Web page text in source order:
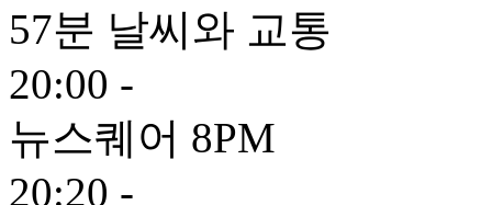
57분 날씨와 교통
20:00 -
뉴스퀘어 8PM
20:20 -